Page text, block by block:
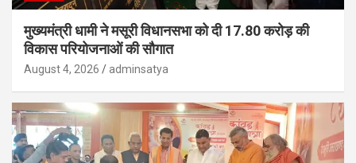
मुख्यमंत्री धामी ने मसूरी विधानसभा को दी 17.80 करोड़ की
विकास परियोजनाओं की सौगात
August 4, 2026 adminsatya